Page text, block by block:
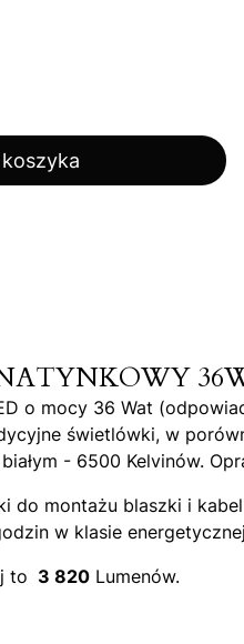
o mocy 36 Wat
świetlówki, w
- 6500 Kelvinów.
do montażu blaszki i
w klasie
to 3 820 Lumenów.